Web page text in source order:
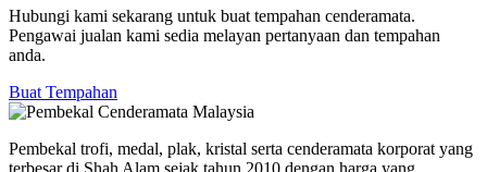
Hubungi kami sekarang untuk buat tempahan cenderamata.
Pengawai jualan kami sedia melayan pertanyaan dan tempahan
anda.
Buat Tempahan
Pembekal trofi, medal, plak, kristal serta cenderamata korporat yang